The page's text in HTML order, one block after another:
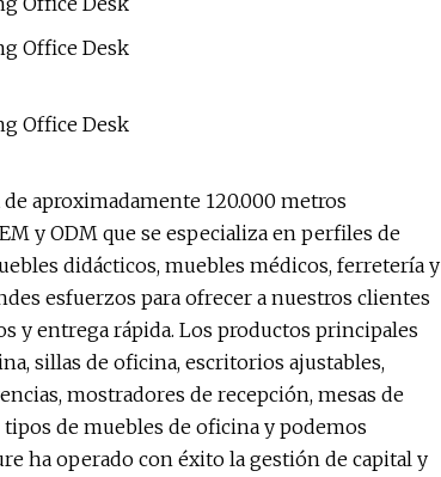
aproximadamente 120.000 metros
y ODM que se especializa en perfiles de
didácticos, muebles médicos, ferretería y
esfuerzos para ofrecer a nuestros clientes
y entrega rápida. Los productos principales
sillas de oficina, escritorios ajustables,
mostradores de recepción, mesas de
de muebles de oficina y podemos
ha operado con éxito la gestión de capital y